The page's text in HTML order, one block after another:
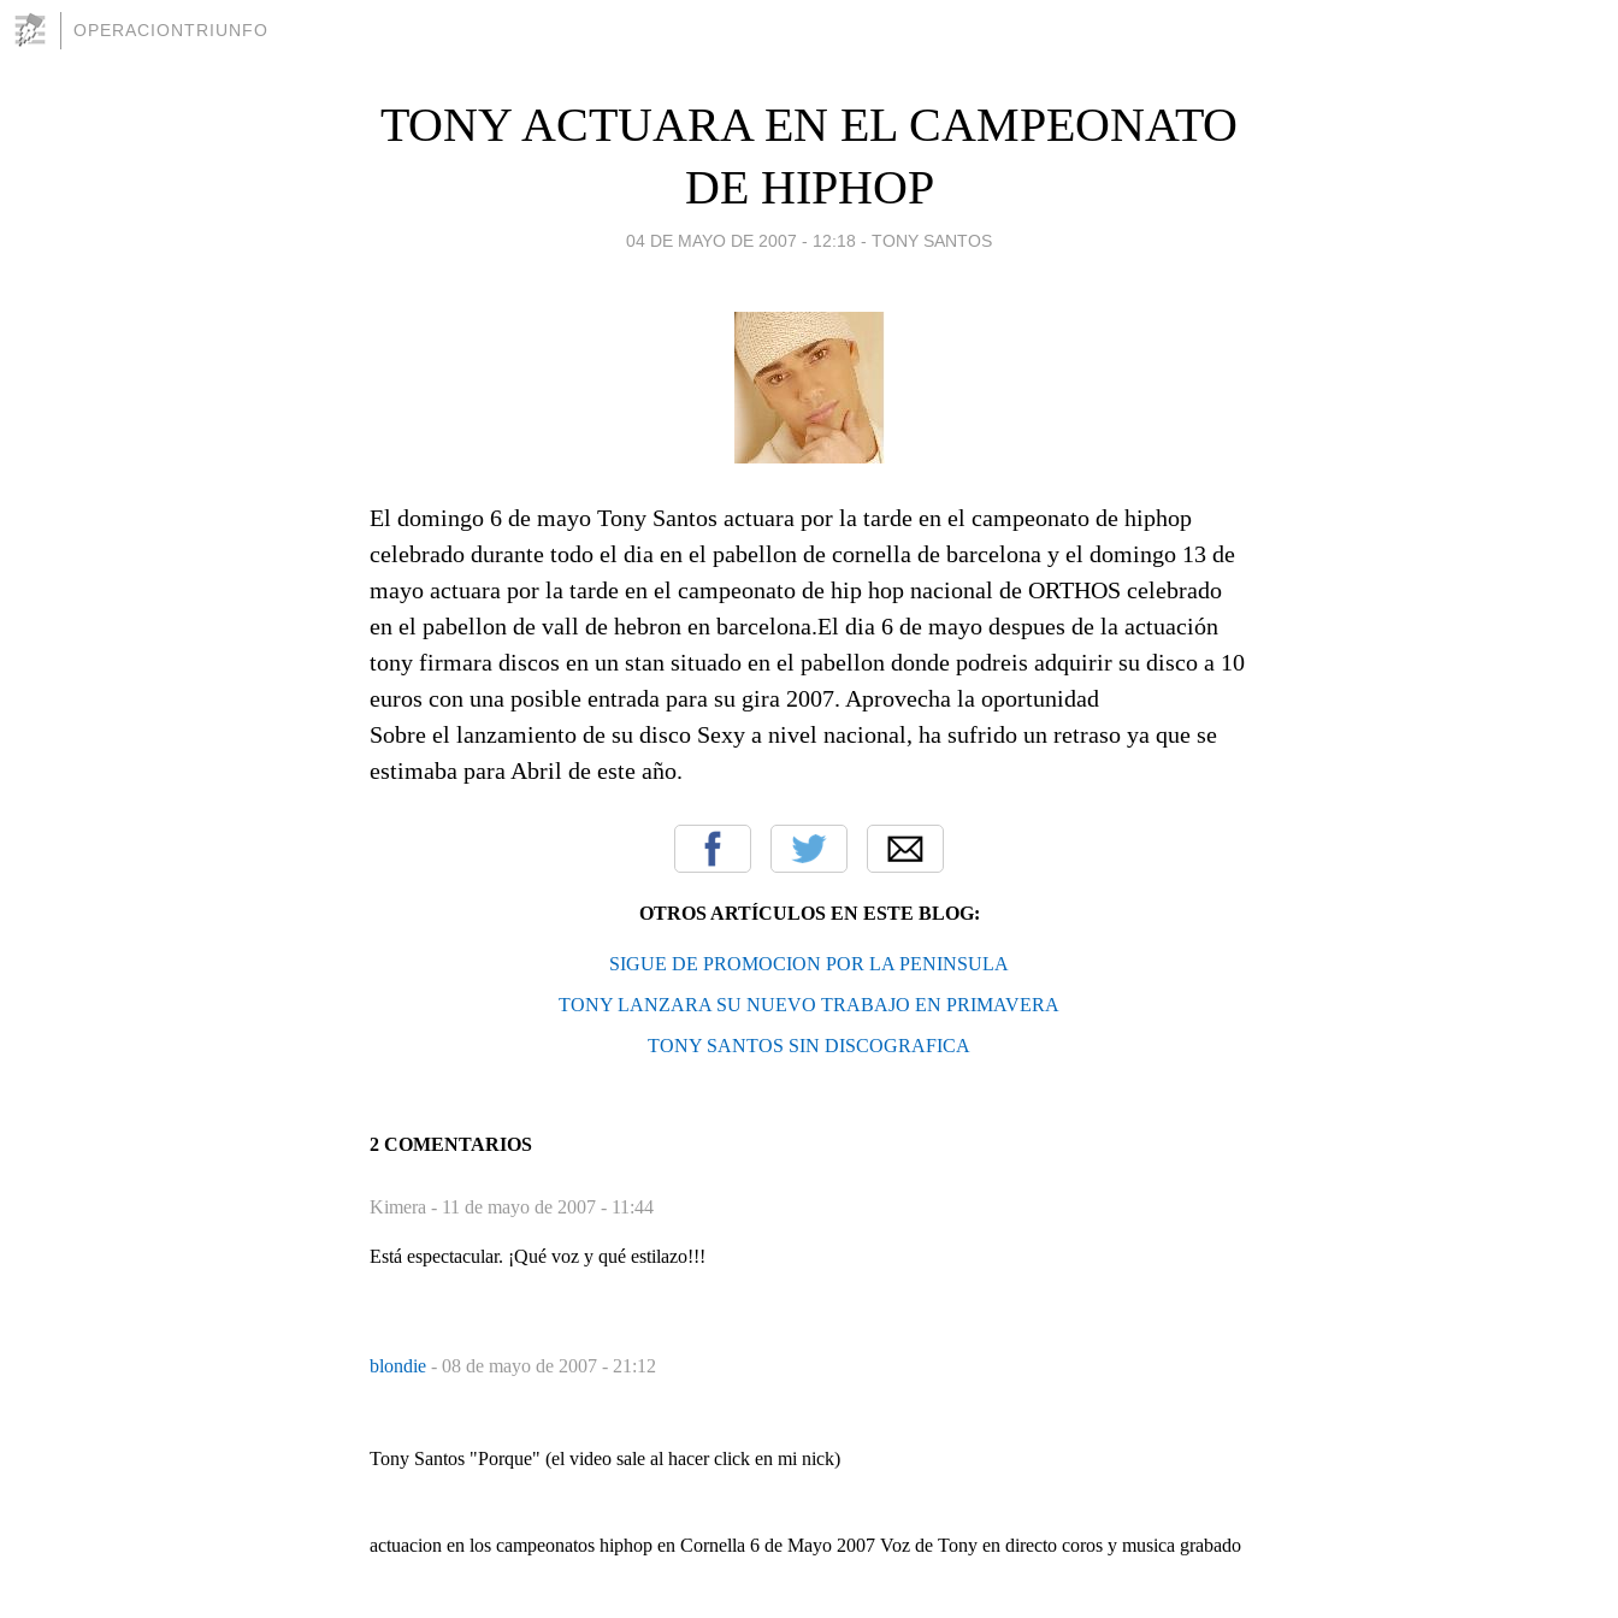
OPERACIONTRIUNFO
TONY ACTUARA EN EL CAMPEONATO
DE HIPHOP
04 DE MAYO DE 2007 - 12:18 - TONY SANTOS
El domingo 6 de mayo Tony Santos actuara por la tarde en el campeonato de hiphop
celebrado durante todo el dia en el pabellon de cornella de barcelona y el domingo 13 de
mayo actuara por la tarde en el campeonato de hip hop nacional de ORTHOS celebrado
en el pabellon de vall de hebron en barcelona.El dia 6 de mayo despues de la actuación
tony firmara discos en un stan situado en el pabellon donde podreis adquirir su disco a 10
euros con una posible entrada para su gira 2007. Aprovecha la oportunidad
Sobre el lanzamiento de su disco Sexy a nivel nacional, ha sufrido un retraso ya que se
estimaba para Abril de este año.
OTROS ARTÍCULOS EN ESTE BLOG:
SIGUE DE PROMOCION POR LA PENINSULA
TONY LANZARA SU NUEVO TRABAJO EN PRIMAVERA
TONY SANTOS SIN DISCOGRAFICA
2 COMENTARIOS
Kimera - 11 de mayo de 2007 - 11:44
Está espectacular. ¡Qué voz y qué estilazo!!!
blondie - 08 de mayo de 2007 - 21:12
Tony Santos "Porque" (el video sale al hacer click en mi nick)
actuacion en los campeonatos hiphop en Cornella 6 de Mayo 2007 Voz de Tony en directo coros y musica grabado